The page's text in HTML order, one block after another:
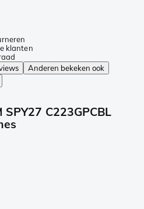
klanten
Anderen bekeken ook
C223GPCBL